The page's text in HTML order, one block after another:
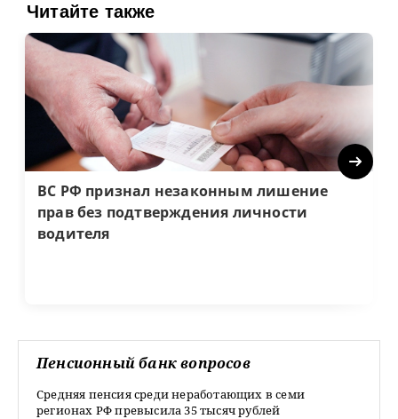
Читайте также
ВС РФ признал незаконным лишение
прав без подтверждения личности
водителя
Next
Пенсионный банк вопросов
Средняя пенсия среди неработающих в семи
регионах РФ превысила 35 тысяч рублей